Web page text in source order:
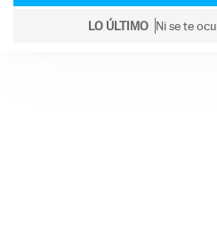
LO ÚLTIMO Ni se te